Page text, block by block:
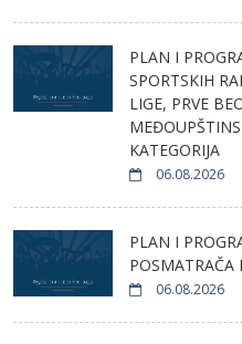
PLAN I
SPORTSKIH
LIGE, PRVE
KATEGORIJA
06.08.2026
PLAN I
POSMATRAČA
06.08.2026